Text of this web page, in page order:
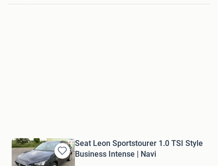
Bewaren
Seat Leon Sportstourer 1.0 TSI Style
Business Intense | Navi